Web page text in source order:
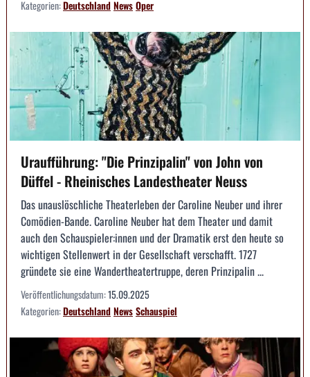
Kategorien:DeutschlandNewsOper
Uraufführung: "Die Prinzipalin" von John von
Düffel - Rheinisches Landestheater Neuss
Das unauslöschliche Theaterleben der Caroline Neuber und ihrer
Comödien-Bande. Caroline Neuber hat dem Theater und damit
auch den Schauspieler:innen und der Dramatik erst den heute so
wichtigen Stellenwert in der Gesellschaft verschafft. 1727
gründete sie eine Wandertheatertruppe, deren Prinzipalin ...
Veröffentlichungsdatum:15.09.2025
Kategorien:DeutschlandNewsSchauspiel